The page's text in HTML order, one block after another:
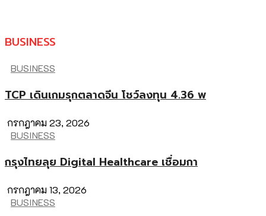
BUSINESS
BUSINESS
TCP เดินเกมรุกตลาดจีน โชว์ลงทุน 4.36 พ
กรกฎาคม 23, 2026
BUSINESS
กรุงไทยลุย Digital Healthcare เชื่อมกา
กรกฎาคม 13, 2026
BUSINESS